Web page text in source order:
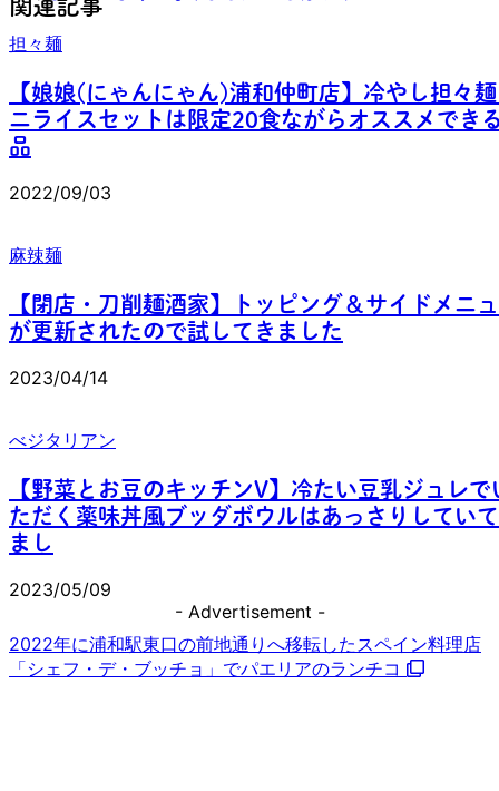
2022年に浦和駅東口の前地通りへ移転したスペイン料理店
「シェフ・デ・ブッチョ」でパエリアのランチコ
関連記事
担々麺
【娘娘(にゃんにゃん)浦和仲町店】冷やし担々
ニライスセットは限定20食ながらオススメでき
品
2022/09/03
麻辣麺
【閉店・刀削麺酒家】トッピング＆サイドメニ
が更新されたので試してきました
2023/04/14
べジタリアン
【野菜とお豆のキッチンV】冷たい豆乳ジュレで
ただく薬味丼風ブッダボウルはあっさりしてい
まし
2023/05/09
- Advertisement -